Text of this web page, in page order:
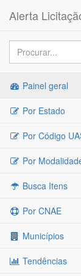
Alerta
Painel geral
Por Estado
Por Código
Por
Busca Itens
Por CNAE
Municípios
Tendências